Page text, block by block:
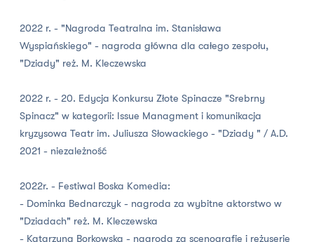
2022 r. - "Nagroda Teatralna im. Stanisława
Wyspiańskiego" - nagroda główna dla całego zespołu,
"Dziady" reż. M. Kleczewska
2022 r. - 20. Edycja Konkursu Złote Spinacze "Srebrny
Spinacz" w kategorii: Issue Managment i komunikacja
kryzysowa Teatr im. Juliusza Słowackiego - "Dziady " / A.D.
2021 - niezależność
2022r. - Festiwal Boska Komedia:
- Dominka Bednarczyk - nagroda za wybitne aktorstwo w
"Dziadach" reż. M. Kleczewska
- Katarzyna Borkowska - nagroda za scenografię i reżyserię